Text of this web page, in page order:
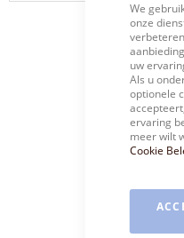
We
onze
uw
Als u
optionele
ervaring
meer wilt
Cookie